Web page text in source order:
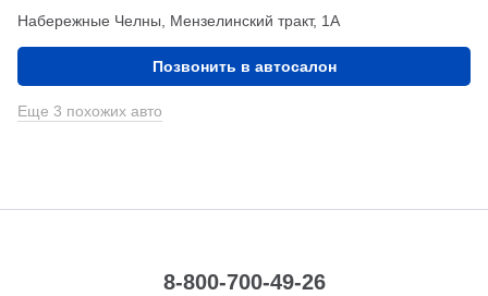
Набережные Челны, Мензелинский тракт, 1А
Позвонить в автосалон
Еще 3 похожих авто
8-800-700-49-26